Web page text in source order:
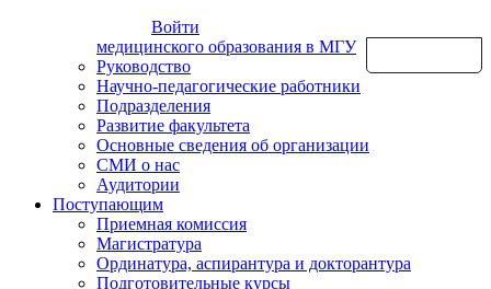
Войти
медицинского образования в МГУ
Руководство
Научно-педагогические работники
Подразделения
Развитие факультета
Основные сведения об организации
СМИ о нас
Аудитории
Поступающим
Приемная комиссия
Магистратура
Ординатура, аспирантура и докторантура
Подготовительные курсы